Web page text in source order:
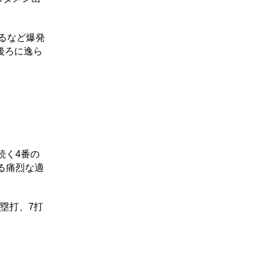
など爆発
ろに逸ら
く4番の
痛烈な適
打、7打